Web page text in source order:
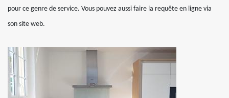
pour ce genre de service. Vous pouvez aussi faire la requête en ligne via
son site web.